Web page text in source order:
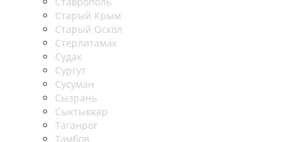
Старый Крым
Старый Оскол
Стерлитамак
Судак
Сургут
Сусуман
Сызрань
Сыктывкар
Таганрог
Тамбов